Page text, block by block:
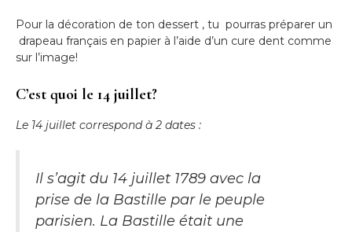
Pour la décoration de ton dessert , tu pourras préparer un
drapeau français en papier à l’aide d’un cure dent comme
sur l’image!
C’est quoi le 14 juillet?
Le 14 juillet correspond à 2 dates :
Il s’agit du 14 juillet 1789 avec la
prise de la Bastille par le peuple
parisien. La Bastille était une